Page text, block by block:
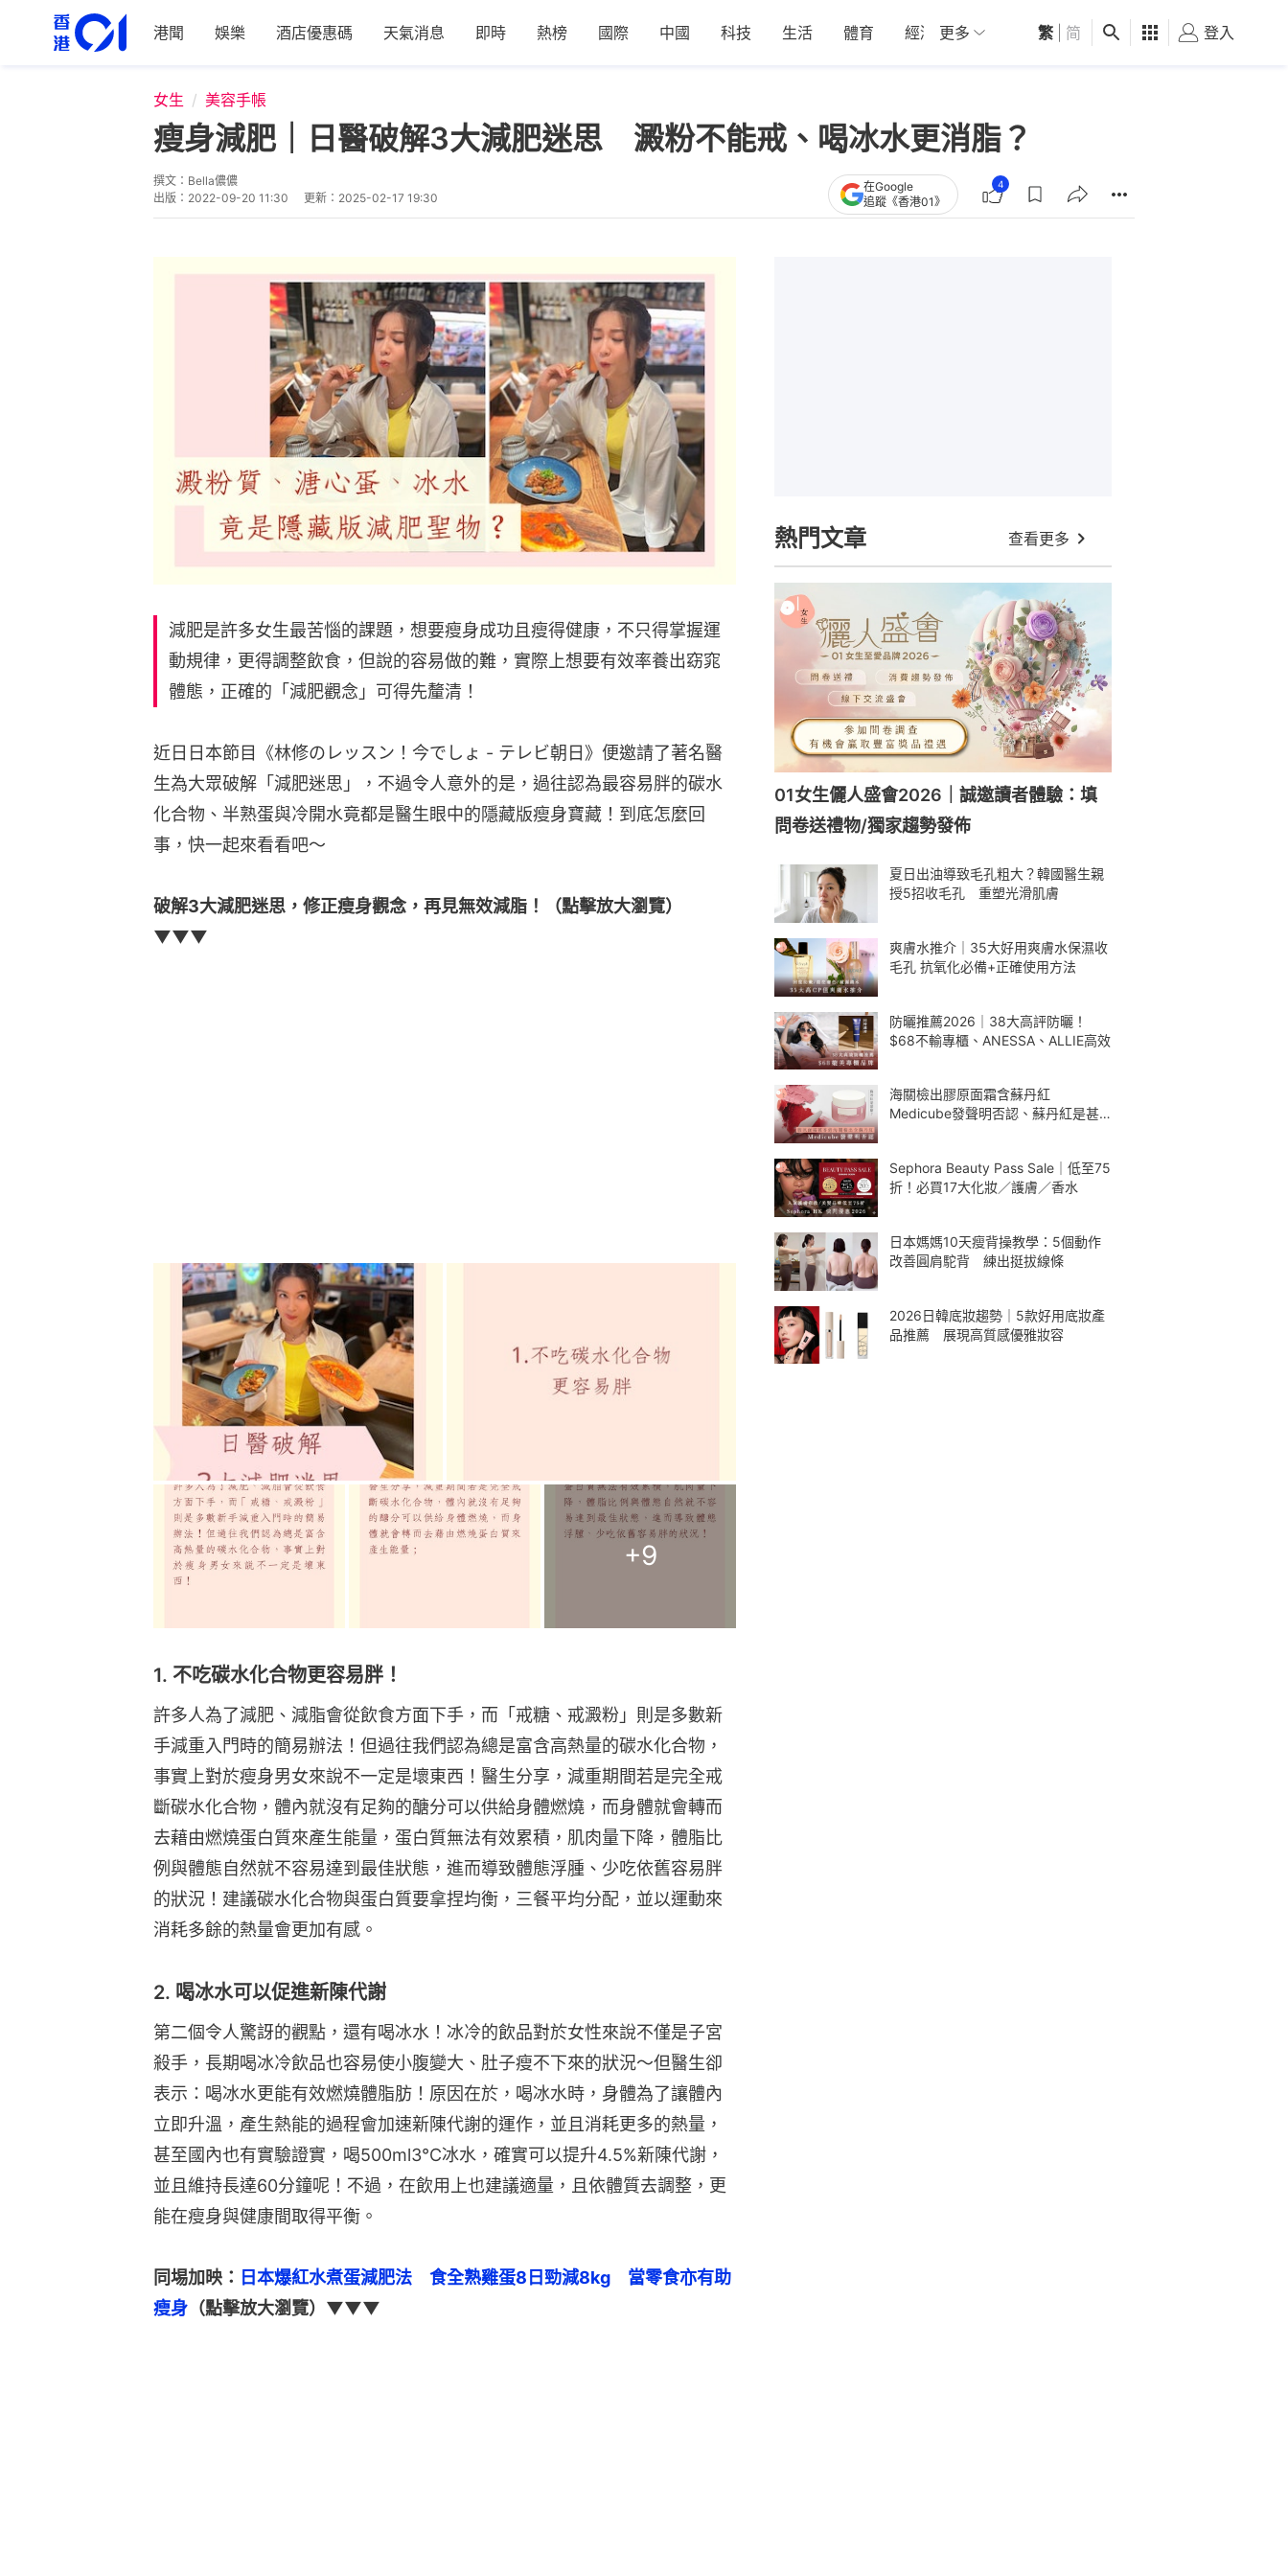
港聞 娛樂 酒店優惠碼 天氣消息 即時 熱榜 國際 中國 科技 生活 體育 經濟 01深圳 觀點 健康 好食玩飛
更多 繁 简 登入
女生 美容手帳
瘦身減肥｜日醫破解3大減肥迷思 澱粉不能戒、喝冰水更消脂？
撰文： Bella儂儂
出版： 2022-09-20 11:30 更新： 2025-02-17 19:30
在Google
追蹤《香港01》
4
減肥是許多女生最苦惱的課題，想要瘦身成功且瘦得健康，不只得掌握運
動規律，更得調整飲食，但說的容易做的難，實際上想要有效率養出窈窕
體態，正確的「減肥觀念」可得先釐清！
近日日本節目《林修のレッスン！今でしょ - テレビ朝日》便邀請了著名醫
生為大眾破解「減肥迷思」，不過令人意外的是，過往認為最容易胖的碳水
化合物、半熟蛋與冷開水竟都是醫生眼中的隱藏版瘦身寶藏！到底怎麼回
事，快一起來看看吧～
破解3大減肥迷思，修正瘦身觀念，再見無效減脂！（點擊放大瀏覽）
▼▼▼
+9
1. 不吃碳水化合物更容易胖！
許多人為了減肥、減脂會從飲食方面下手，而「戒糖、戒澱粉」則是多數新
手減重入門時的簡易辦法！但過往我們認為總是富含高熱量的碳水化合物，
事實上對於瘦身男女來說不一定是壞東西！醫生分享，減重期間若是完全戒
斷碳水化合物，體內就沒有足夠的醣分可以供給身體燃燒，而身體就會轉而
去藉由燃燒蛋白質來產生能量，蛋白質無法有效累積，肌肉量下降，體脂比
例與體態自然就不容易達到最佳狀態，進而導致體態浮腫、少吃依舊容易胖
的狀況！建議碳水化合物與蛋白質要拿捏均衡，三餐平均分配，並以運動來
消耗多餘的熱量會更加有感。
2. 喝冰水可以促進新陳代謝
第二個令人驚訝的觀點，還有喝冰水！冰冷的飲品對於女性來說不僅是子宮
殺手，長期喝冰冷飲品也容易使小腹變大、肚子瘦不下來的狀況～但醫生卻
表示：喝冰水更能有效燃燒體脂肪！原因在於，喝冰水時，身體為了讓體內
立即升溫，產生熱能的過程會加速新陳代謝的運作，並且消耗更多的熱量，
甚至國內也有實驗證實，喝500ml3°C冰水，確實可以提升4.5%新陳代謝，
並且維持長達60分鐘呢！不過，在飲用上也建議適量，且依體質去調整，更
能在瘦身與健康間取得平衡。
同埸加映： 日本爆紅水煮蛋減肥法　食全熟雞蛋8日勁減8kg　當零食亦有助
瘦身 （點擊放大瀏覽）▼▼▼
熱門文章 查看更多
01女生儷人盛會2026｜誠邀讀者體驗：填
問卷送禮物/獨家趨勢發佈
夏日出油導致毛孔粗大？韓國醫生親
授5招收毛孔 重塑光滑肌膚
爽膚水推介｜35大好用爽膚水保濕收
毛孔 抗氧化必備+正確使用方法
防曬推薦2026｜38大高評防曬！
$68不輸專櫃、ANESSA、ALLIE高效
海關檢出膠原面霜含蘇丹紅
Medicube發聲明否認、蘇丹紅是甚
Sephora Beauty Pass Sale｜低至75
折！必買17大化妝／護膚／香水
日本媽媽10天瘦背操教學：5個動作
改善圓肩駝背 練出挺拔線條
2026日韓底妝趨勢｜5款好用底妝產
品推薦 展現高質感優雅妝容